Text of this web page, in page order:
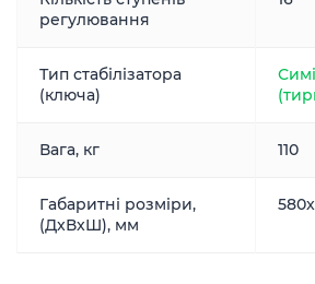
регулювання
Тип стабілізатора
(ключа)
Вага, кг 110
Габаритні розміри,
(ДxВxШ), мм